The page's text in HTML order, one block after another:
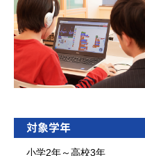
対象学年
小学2年～高校3年